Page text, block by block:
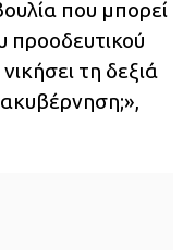
που μπορεί
προοδευτικού
τη δεξιά